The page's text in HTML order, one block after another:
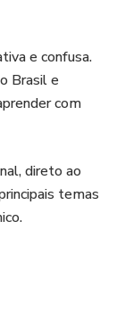
e confusa.
Brasil e
com
direto ao
temas